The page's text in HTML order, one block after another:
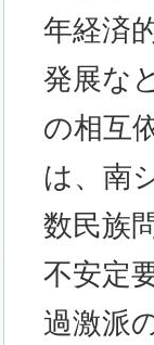
年経済
発展な
の相互
は、南
数民族
不安定
過激派